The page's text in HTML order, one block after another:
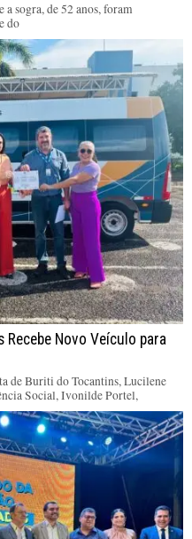
a sogra, de 52 anos, foram
do
Novo Veículo para
de Buriti do Tocantins, Lucilene
Social, Ivonilde Portel,